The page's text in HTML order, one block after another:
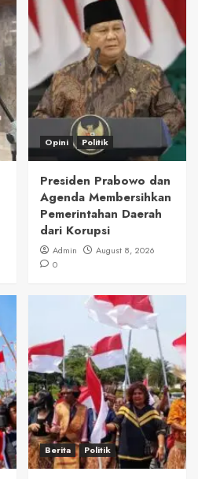
Opini Politik
Presiden Prabowo dan
Agenda Membersihkan
Pemerintahan Daerah
dari Korupsi
Admin
August 8, 2026
0
Berita Politik